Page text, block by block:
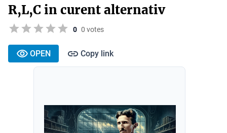
R,L,C in curent alternativ
0 0 votes
OPEN Copy link